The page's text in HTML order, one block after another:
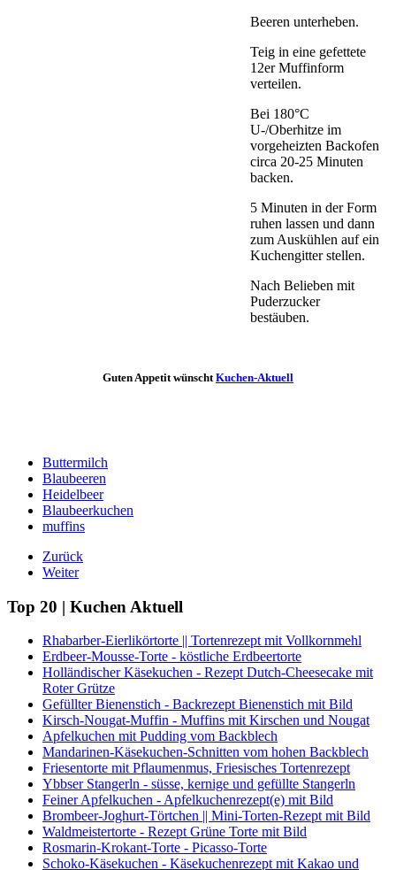
Beeren unterheben.
Teig in eine gefettete
12er Muffinform
verteilen.
Bei 180°C
U-/Oberhitze im
vorgeheizten Backofen
circa 20-25 Minuten
backen.
5 Minuten in der Form
ruhen lassen und dann
zum Auskühlen auf ein
Kuchengitter stellen.
Nach Belieben mit
Puderzucker
bestäuben.
Guten Appetit wünscht Kuchen-Aktuell
Buttermilch
Blaubeeren
Heidelbeer
Blaubeerkuchen
muffins
Zurück
Weiter
Top 20 | Kuchen Aktuell
Rhabarber-Eierlikörtorte || Tortenrezept mit Vollkornmehl
Erdbeer-Mousse-Torte - köstliche Erdbeertorte
Holländischer Käsekuchen - Rezept Dutch-Cheesecake mit
Roter Grütze
Gefüllter Bienenstich - Backrezept Bienenstich mit Bild
Kirsch-Nougat-Muffin - Muffins mit Kirschen und Nougat
Apfelkuchen mit Pudding vom Backblech
Mandarinen-Käsekuchen-Schnitten vom hohen Backblech
Friesentorte mit Pflaumenmus, Friesisches Tortenrezept
Ybbser Stangerln - süsse, kernige und gefüllte Stangerln
Feiner Apfelkuchen - Apfelkuchenrezept(e) mit Bild
Brombeer-Joghurt-Törtchen || Mini-Torten-Rezept mit Bild
Waldmeistertorte - Rezept Grüne Torte mit Bild
Rosmarin-Krokant-Torte - Picasso-Torte
Schoko-Käsekuchen - Käsekuchenrezept mit Kakao und